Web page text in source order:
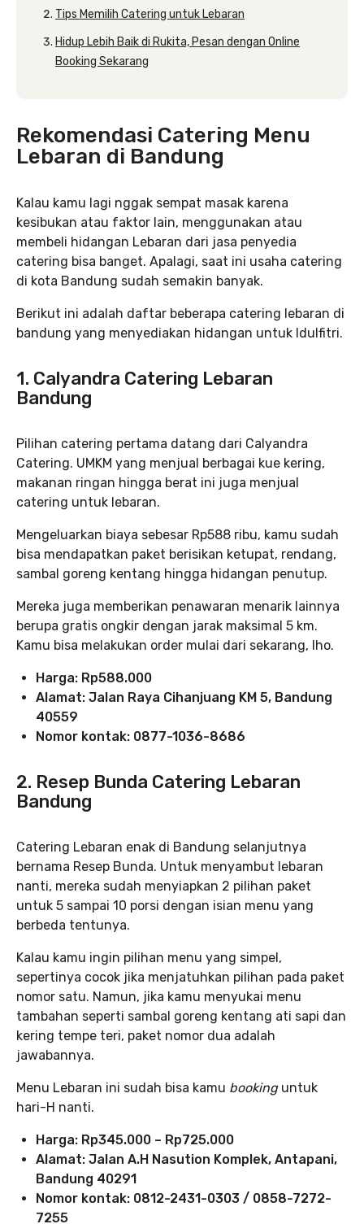
Tips Memilih Catering untuk Lebaran
Hidup Lebih Baik di Rukita, Pesan dengan Online
Booking Sekarang
Rekomendasi Catering Menu
Lebaran di Bandung
Kalau kamu lagi nggak sempat masak karena
kesibukan atau faktor lain, menggunakan atau
membeli hidangan Lebaran dari jasa penyedia
catering bisa banget. Apalagi, saat ini usaha catering
di kota Bandung sudah semakin banyak.
Berikut ini adalah daftar beberapa catering lebaran di
bandung yang menyediakan hidangan untuk Idulfitri.
1. Calyandra Catering Lebaran
Bandung
Pilihan catering pertama datang dari Calyandra
Catering. UMKM yang menjual berbagai kue kering,
makanan ringan hingga berat ini juga menjual
catering untuk lebaran.
Mengeluarkan biaya sebesar Rp588 ribu, kamu sudah
bisa mendapatkan paket berisikan ketupat, rendang,
sambal goreng kentang hingga hidangan penutup.
Mereka juga memberikan penawaran menarik lainnya
berupa gratis ongkir dengan jarak maksimal 5 km.
Kamu bisa melakukan order mulai dari sekarang, lho.
Harga: Rp588.000
Alamat: Jalan Raya Cihanjuang KM 5, Bandung
40559
Nomor kontak: 0877-1036-8686
2. Resep Bunda Catering Lebaran
Bandung
Catering Lebaran enak di Bandung selanjutnya
bernama Resep Bunda. Untuk menyambut lebaran
nanti, mereka sudah menyiapkan 2 pilihan paket
untuk 5 sampai 10 porsi dengan isian menu yang
berbeda tentunya.
Kalau kamu ingin pilihan menu yang simpel,
sepertinya cocok jika menjatuhkan pilihan pada paket
nomor satu. Namun, jika kamu menyukai menu
tambahan seperti sambal goreng kentang ati sapi dan
kering tempe teri, paket nomor dua adalah
jawabannya.
Menu Lebaran ini sudah bisa kamu bookinguntuk
hari-H nanti.
Harga: Rp345.000 – Rp725.000
Alamat: Jalan A.H Nasution Komplek, Antapani,
Bandung 40291
Nomor kontak: 0812-2431-0303 / 0858-7272-
7255